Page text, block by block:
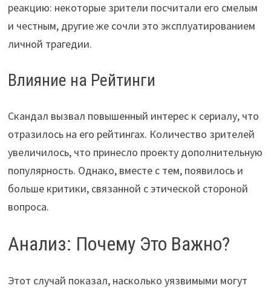
реакцию: некоторые зрители посчитали его смелым
и честным, другие же сочли это эксплуатированием
личной трагедии.
Влияние на Рейтинги
Скандал вызвал повышенный интерес к сериалу, что
отразилось на его рейтингах. Количество зрителей
увеличилось, что принесло проекту дополнительную
популярность. Однако, вместе с тем, появилось и
больше критики, связанной с этической стороной
вопроса.
Анализ: Почему Это Важно?
Этот случай показал, насколько уязвимыми могут